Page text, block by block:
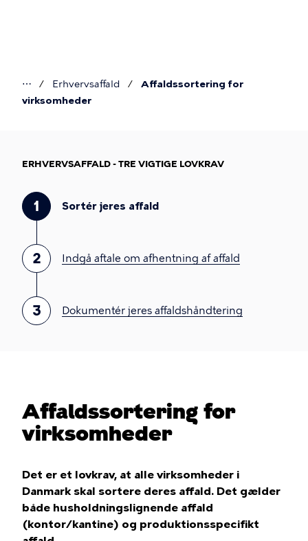
Du
⋯ Erhvervsaffald
Affaldssortering for
virksomheder
ERHVERVSAFFALD - TRE VIGTIGE LOVKRAV
1 Sortér jeres affald
2 Indgå aftale om afhentning af affald
3 Dokumentér jeres affaldshåndtering
Affaldssortering for
virksomheder
Det er et lovkrav, at alle virksomheder i
Danmark skal sortere deres affald. Det gælder
både husholdningslignende affald
(kontor/kantine) og produktionsspecifikt